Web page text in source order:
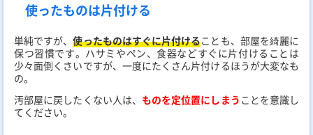
使ったものは片付ける
単純ですが、使ったものはすぐに片付けることも、部屋を綺麗に
保つ習慣です。ハサミやペン、食器などすぐに片付けることは
少々面倒くさいですが、一度にたくさん片付けるほうが大変なも
の。
汚部屋に戻したくない人は、 ものを定位置にしまう ことを意識し
てください。